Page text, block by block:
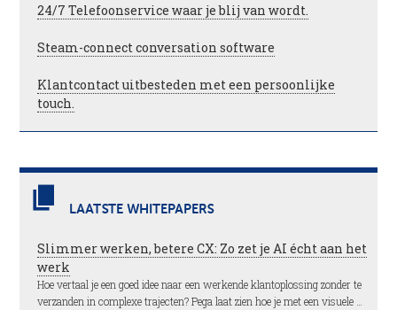
24/7 Telefoonservice waar je blij van wordt.
Steam-connect conversation software
Klantcontact uitbesteden met een persoonlijke
touch.
LAATSTE WHITEPAPERS
Slimmer werken, betere CX: Zo zet je AI écht aan het
werk
Hoe vertaal je een goed idee naar een werkende klantoplossing zonder te
verzanden in complexe trajecten? Pega laat zien hoe je met een visuele …